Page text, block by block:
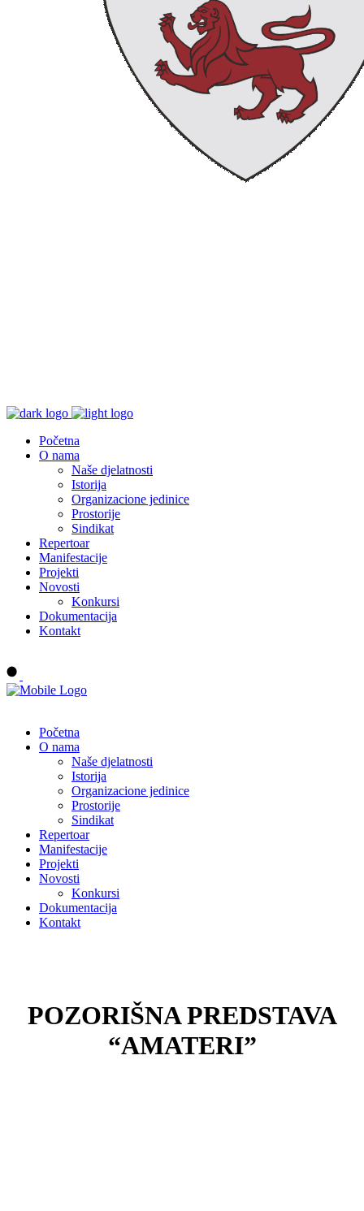
Početna
O nama
Naše djelatnosti
Istorija
Organizacione jedinice
Prostorije
Sindikat
Repertoar
Manifestacije
Projekti
Novosti
Konkursi
Dokumentacija
Kontakt
Početna
O nama
Naše djelatnosti
Istorija
Organizacione jedinice
Prostorije
Sindikat
Repertoar
Manifestacije
Projekti
Novosti
Konkursi
Dokumentacija
Kontakt
POZORIŠNA PREDSTAVA
“AMATERI”